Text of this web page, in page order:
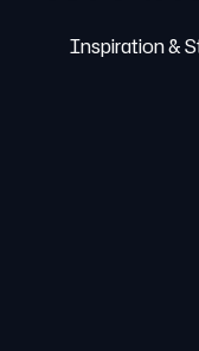
Inspiration &